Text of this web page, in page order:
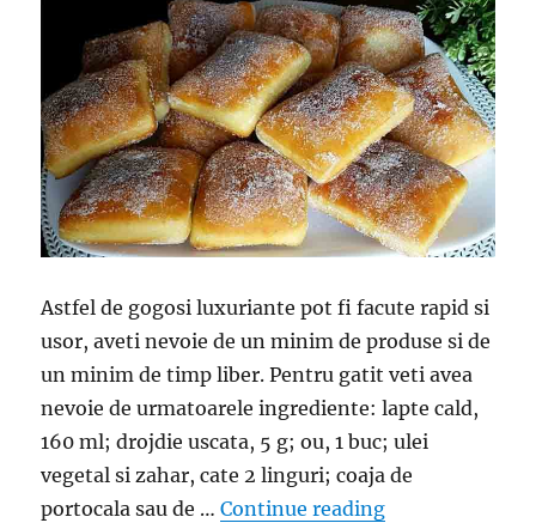
Astfel de gogosi luxuriante pot fi facute rapid si
usor, aveti nevoie de un minim de produse si de
un minim de timp liber. Pentru gatit veti avea
nevoie de urmatoarele ingrediente: lapte cald,
160 ml; drojdie uscata, 5 g; ou, 1 buc; ulei
vegetal si zahar, cate 2 linguri; coaja de
portocala sau de …Continue reading“Gogosi